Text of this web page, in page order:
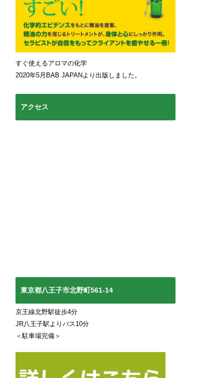
すぐ使えるアロマの化学
2020年5月BAB JAPANより出版しました。
アクセス
東京都八王子市北野町561-14
京王線北野駅徒歩4分
JR八王子駅よりバス10分
＜駐車場完備＞